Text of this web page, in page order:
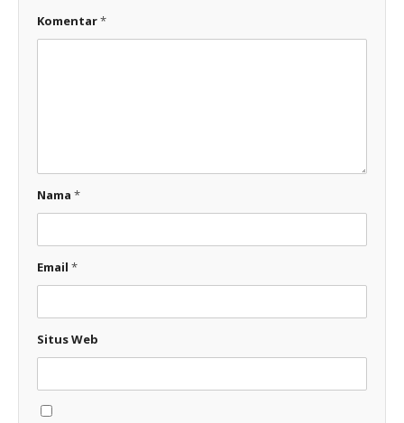
Komentar*
Nama *
Email *
Situs Web